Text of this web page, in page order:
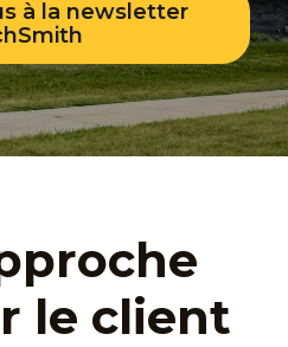
à la newsletter
le client